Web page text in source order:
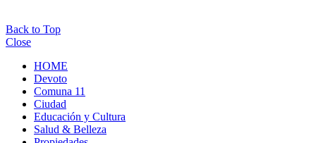
Back to Top
Close
HOME
Devoto
Comuna 11
Ciudad
Educación y Cultura
Salud & Belleza